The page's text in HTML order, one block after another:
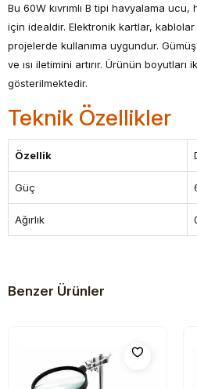
Bu 60W kıvrımlı B tipi havyalama
için idealdir. Elektronik kartlar,
projelerde kullanıma uygundur. Gümüş
ve ısı iletimini artırır. Ürünün
gösterilmektedir.
Teknik Özellikler
Özellik
Güç
Ağırlık
Benzer Ürünler